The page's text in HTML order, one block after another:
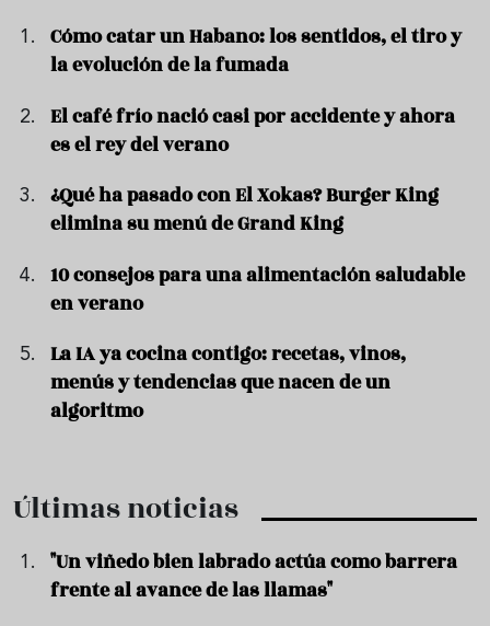
Cómo catar un Habano: los sentidos, el tiro y
la evolución de la fumada
El café frío nació casi por accidente y ahora
es el rey del verano
¿Qué ha pasado con El Xokas? Burger King
elimina su menú de Grand King
10 consejos para una alimentación saludable
en verano
La IA ya cocina contigo: recetas, vinos,
menús y tendencias que nacen de un
algoritmo
Últimas noticias
"Un viñedo bien labrado actúa como barrera
frente al avance de las llamas"